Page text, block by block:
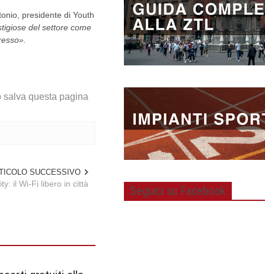
presidente di Youth
del settore come
salva questa pagina
SUCCESSIVO
il Wi-Fi libero in città Seguici su Facebook